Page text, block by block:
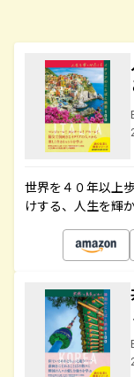
世界を４０年以上
けする、人生を輝